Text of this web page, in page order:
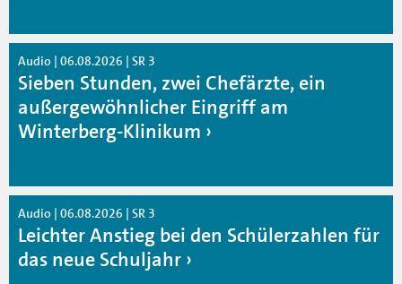
Audio | 06.08.2026 | SR 3
Sieben Stunden, zwei Chefärzte, ein
außergewöhnlicher Eingriff am
Winterberg-Klinikum
Audio | 06.08.2026 | SR 3
Leichter Anstieg bei den Schülerzahlen für
das neue Schuljahr